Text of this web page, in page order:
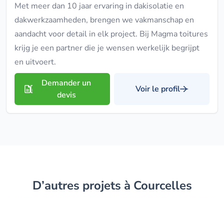
Met meer dan 10 jaar ervaring in dakisolatie en
dakwerkzaamheden, brengen we vakmanschap en
aandacht voor detail in elk project. Bij Magma toitures
krijg je een partner die je wensen werkelijk begrijpt
en uitvoert.
Demander un
devis
Voir le profil
D’autres projets à Courcelles